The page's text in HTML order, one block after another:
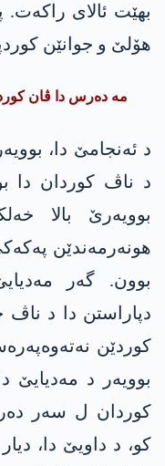
بهێت ئالای راكه‌ت.
هۆلێ و جوانێن
مە دەرس دا ڤان
د ئەنجامێ دا،
د ناڤ کوردان دا
بوویەرێ بالا
ھونەرمەندێن
بوون. گەر
دپاراستن دا د
کوردێن
بوویەر د مەدیایێ
کوردان ل سه‌ر
کو، د داویێ دا،